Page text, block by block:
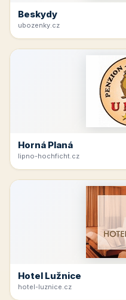
Beskydy
ubozenky.cz
Horná Planá
lipno-hochficht.cz
Hotel Lužnice
hotel-luznice.cz